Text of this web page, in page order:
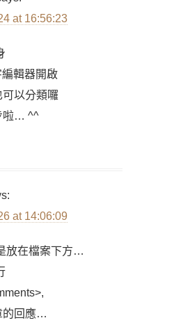
at 16:56:23
輯器開啟
以分類囉
啦… ^^
at 14:06:09
放在檔案下方…
的回應…